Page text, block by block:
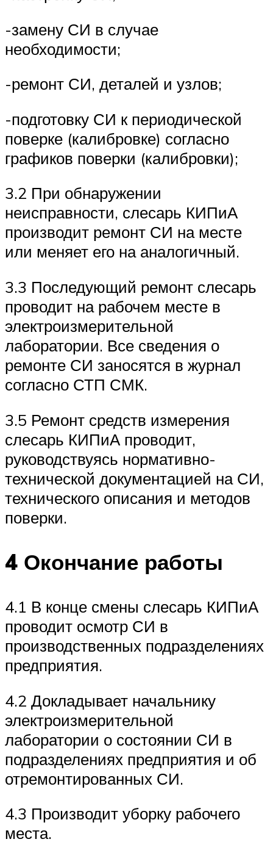
-замену СИ в случае
необходимости;
-ремонт СИ, деталей и узлов;
-подготовку СИ к периодической
поверке (калибровке) согласно
графиков поверки (калибровки);
3.2 При обнаружении
неисправности, слесарь КИПиА
производит ремонт СИ на месте
или меняет его на аналогичный.
3.3 Последующий ремонт слесарь
проводит на рабочем месте в
электроизмерительной
лаборатории. Все сведения о
ремонте СИ заносятся в журнал
согласно СТП СМК.
3.5 Ремонт средств измерения
слесарь КИПиА проводит,
руководствуясь нормативно-
технической документацией на СИ,
технического описания и методов
поверки.
4 Окончание работы
4.1 В конце смены слесарь КИПиА
проводит осмотр СИ в
производственных подразделениях
предприятия.
4.2 Докладывает начальнику
электроизмерительной
лаборатории о состоянии СИ в
подразделениях предприятия и об
отремонтированных СИ.
4.3 Производит уборку рабочего
места.